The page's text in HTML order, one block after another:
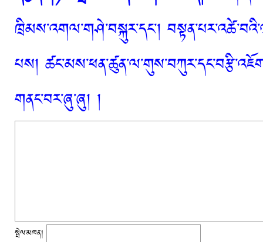
ཁྲིམས་འགལ་གཤེ་བསྐུར་དང་།
པས།
གནང་བར་ཞུ་ཞུ། །
སྤེལ་མཁན།